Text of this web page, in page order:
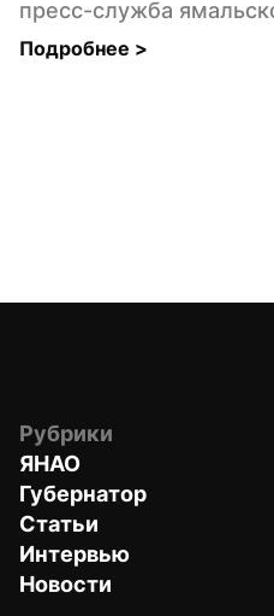
пресс-служба
Подробнее >
Рубрики
ЯНАО
Губернатор
Статьи
Интервью
Новости